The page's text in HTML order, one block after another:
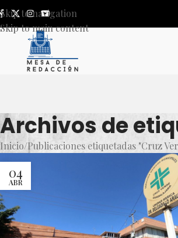
Skip to navigation
Skip to main content
Archivos de
Inicio Publicaciones etiquetadas "Cruz
04
ABR